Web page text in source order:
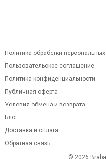
Политика обработки
Пользовательское соглашение
Политика конфиденциальности
Публичная оферта
Условия обмена и возврата
Блог
Доставка и оплата
Обратная связь
© 2026